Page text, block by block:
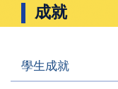
成就
學生成就